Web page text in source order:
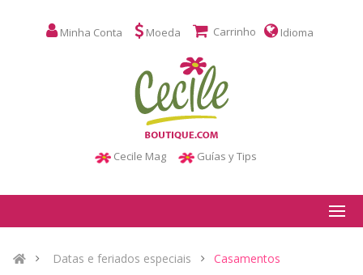
Minha Conta Moeda Carrinho Idioma
Cecile Mag Guías y Tips
Datas e feriados especiais Casamentos